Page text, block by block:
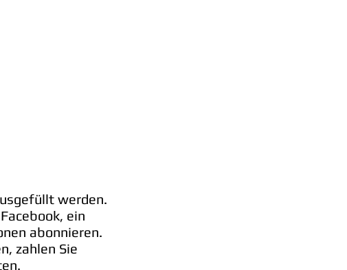
werden.
ein
abonnieren.
zahlen Sie